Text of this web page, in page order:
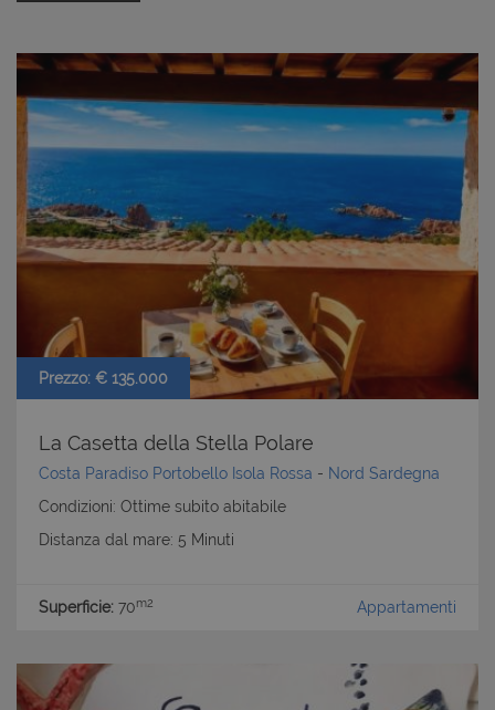
Prezzo: € 135.000
La Casetta della Stella Polare
Costa Paradiso Portobello Isola Rossa - Nord Sardegna
Condizioni: Ottime subito abitabile
Distanza dal mare: 5 Minuti
Superficie: 70m2 Appartamenti